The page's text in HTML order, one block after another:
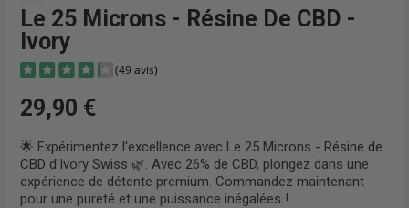
Le 25 Microns - Résine De CBD -
Ivory
(49 avis)
29,90 €
🌟 Expérimentez l'excellence avec Le 25 Microns - Résine de
CBD d'Ivory Swiss 🌿. Avec 26% de CBD, plongez dans une
expérience de détente premium. Commandez maintenant
pour une pureté et une puissance inégalées !